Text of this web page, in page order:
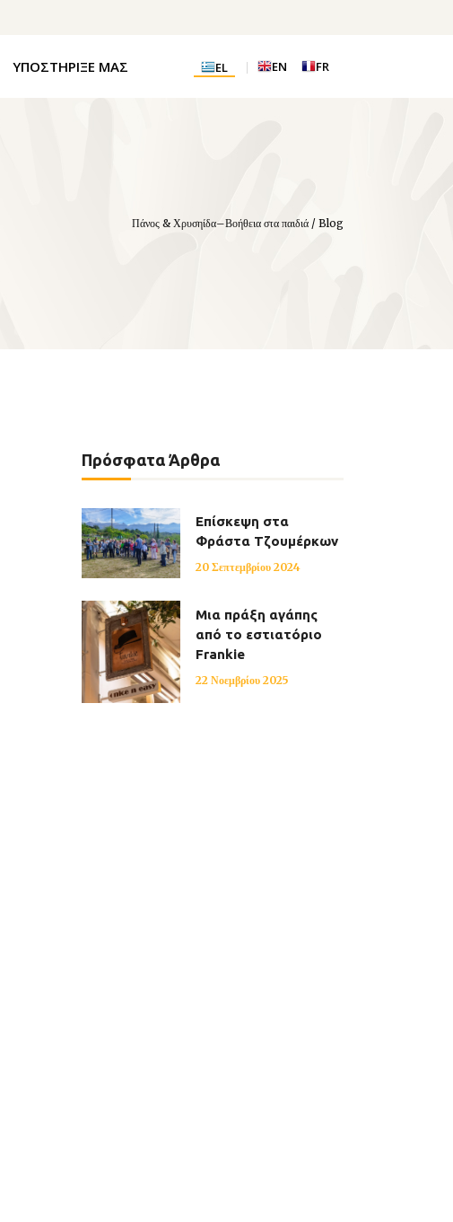
ΥΠΟΣΤΗΡΙΞΕ ΜΑΣ EL EN FR
Πάνος & Χρυσηίδα–Βοήθεια στα παιδιά / Blog
Πρόσφατα Άρθρα
Επίσκεψη στα
Φράστα Τζουμέρκων
20 Σεπτεμβρίου 2024
Μια πράξη αγάπης
από το εστιατόριο
Frankie
22 Νοεμβρίου 2025